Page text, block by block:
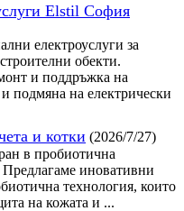
Elstil София
електроуслуги за
обекти.
и поддръжка на
подмяна на електрически
и котки (2026/7/27)
в пробиотична
Предлагаме иновативни
технология, които
на кожата и ...